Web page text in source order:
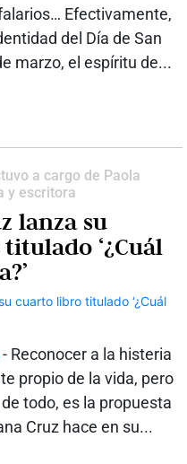
Efectivamente,
del Día de San
marzo, el espíritu de...
a cargo de Paola
y escritora
lanza su
‘¿Cuál
- Reconocer a la histeria
propio de la vida, pero
todo, es la propuesta
Cruz hace en su...